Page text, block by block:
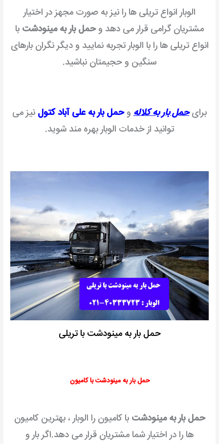
الوبار انواع تریلی ها را نیز به صورت مجهز در اختیار
مشتریان گرامی قرار می دهد وحمل بار به مینودشت با
انواع تریلی ها را با الوبار تجربه نمایید و دیگر نگران بارهای
سنگین و حجیمتان نباشید.
برایحمل بار به کلاله وحمل بار به علی آباد کتول نیز می
توانید از خدمات الوبار بهره مند شوید.
حمل بار به مینودشت با تریلی
حمل بار به مینودشتبا کامیون
حمل بار به مینودشتبا کامیون را الوبار ، بهترین کامیون
ها را در اختیار شما مشتریان قرار می دهد.اگر بار و